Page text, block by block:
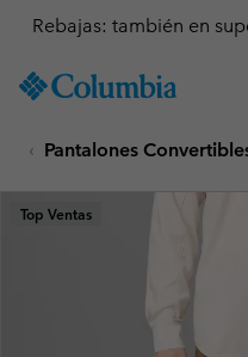
TO
SKIP
MAIN
NAV
Rebajas: también en
Pantalones
Top Ventas